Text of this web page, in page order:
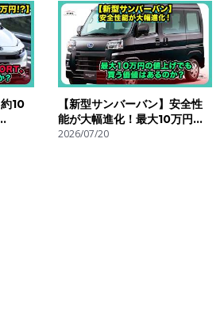
る？| #スズキ #クロスビー
#suzukiXBEE
10
う価
【新型サンバーバン】安全性
能が大幅進化！最大10万円の
値上げでも買う価値はあるの
2026/07/20